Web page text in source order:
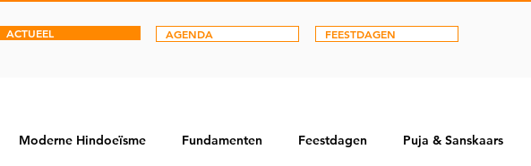
ACTUEEL AGENDA FEESTDAGEN
Moderne Hindoeïsme Fundamenten Feestdagen Puja & Sanskaars